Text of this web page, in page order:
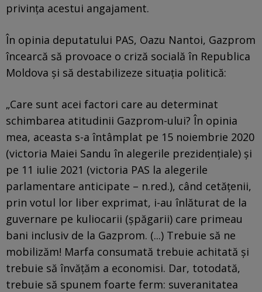
privința acestui angajament.
În opinia deputatului PAS, Oazu Nantoi, Gazprom
încearcă să provoace o criză socială în Republica
Moldova și să destabilizeze situația politică:
„Care sunt acei factori care au determinat
schimbarea atitudinii Gazprom-ului? În opinia
mea, aceasta s-a întâmplat pe 15 noiembrie 2020
(victoria Maiei Sandu în alegerile prezidențiale) și
pe 11 iulie 2021 (victoria PAS la alegerile
parlamentare anticipate – n.red.), când cetățenii,
prin votul lor liber exprimat, i-au înlăturat de la
guvernare pe kuliocarii (șpăgarii) care primeau
bani inclusiv de la Gazprom. (...) Trebuie să ne
mobilizăm! Marfa consumată trebuie achitată și
trebuie să învățăm a economisi. Dar, totodată,
trebuie să spunem foarte ferm: suveranitatea